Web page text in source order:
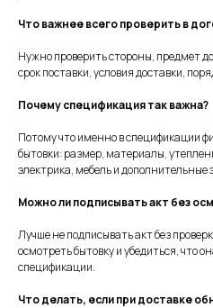
Что важнее всего проверить в
Нужно проверить стороны, предмет
срок поставки, условия доставки,
Почему спецификация так важна?
Потому что именно в спецификации
бытовки: размер, материалы,
электрика, мебель и дополнительные
Можно ли подписывать акт без
Лучше не подписывать акт без
осмотреть бытовку и убедиться, что
спецификации.
Что делать, если при доставке